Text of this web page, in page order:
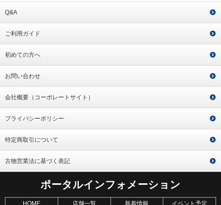
Q&A
ご利用ガイド
初めての方へ
お問い合わせ
会社概要（コーポレートサイト）
プライバシーポリシー
特定商取引について
古物営業法に基づく表記
ポータルインフォメーション
HOME 店舗一覧 新着情報 イベント予定